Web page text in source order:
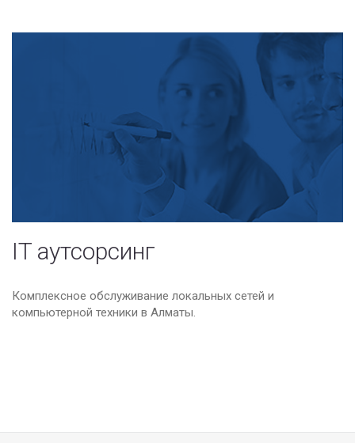
IT аутсорсинг
Комплексное обслуживание локальных сетей и
компьютерной техники в Алматы.